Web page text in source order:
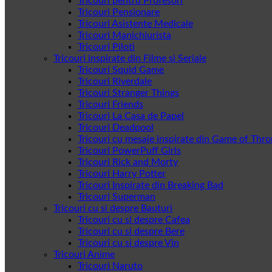
Tricouri Pensionare
Tricouri Asistente Medicale
Tricouri Manichiurista
Tricouri Piloti
Tricouri inspirate din Filme si Seriale
Tricouri Squid Game
Tricouri Riverdale
Tricouri Stranger Things
Tricouri Friends
Tricouri La Casa de Papel
Tricouri Deadpool
Tricouri cu mesaje inspirate din Game of
Tricouri PowerPuff Girls
Tricouri Rick and Morty
Tricouri Harry Potter
Tricouri Inspirate din Breaking Bad
Tricouri Superman
Tricouri cu si despre Bauturi
Tricouri cu si despre Cafea
Tricouri cu si despre Bere
Tricouri cu si despre Vin
Tricouri Anime
Tricouri Naruto